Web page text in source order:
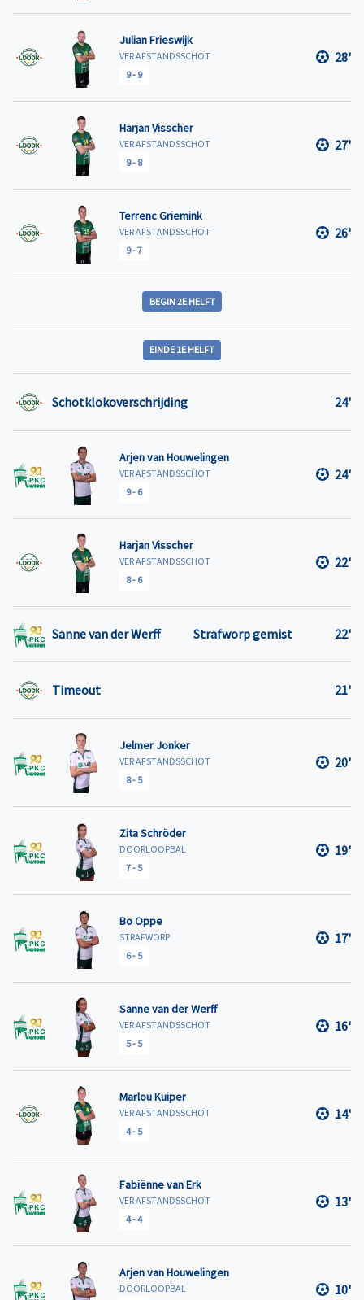
Julian Frieswijk
VER AFSTANDSSCHOT
9- 9
28'
Harjan Visscher
VER AFSTANDSSCHOT
9- 8
27'
Terrenc Griemink
VER AFSTANDSSCHOT
9-7
26'
BEGIN 2E HELFT
EINDE 1E HELFT
Schotklokoverschrijding 24'
Arjen van Houwelingen
VER AFSTANDSSCHOT
9- 6
24'
Harjan Visscher
VER AFSTANDSSCHOT
8- 6
22'
Sanne van der Werff Strafworp gemist 22'
Timeout 21'
Jelmer Jonker
VER AFSTANDSSCHOT
8-5
20'
Zita Schröder
DOORLOOPBAL
7-5
19'
Bo Oppe
STRAFWORP
6-5
17'
Sanne van der Werff
VER AFSTANDSSCHOT
5-5
16'
Marlou Kuiper
VER AFSTANDSSCHOT
4-5
14'
Fabiënne van Erk
VER AFSTANDSSCHOT
4-4
13'
Arjen van Houwelingen
DOORLOOPBAL 10'